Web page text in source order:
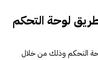
لوحة التحكم
التحكم وذلك من خلال